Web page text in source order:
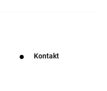
Kontakt